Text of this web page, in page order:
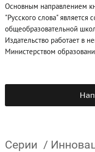
Основным направлением
"Русского слова" является
общеобразовательной
Издательство работает в
Министерством
Серии /